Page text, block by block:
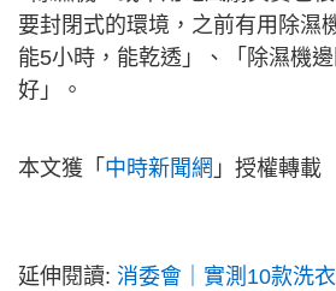
要封閉式的環境，之前有用除濕
能5小時，能乾透」、「除濕機
好」。
本文獲「 中時新聞網 」授權轉載
延伸閱讀: 消委會｜實測10款洗